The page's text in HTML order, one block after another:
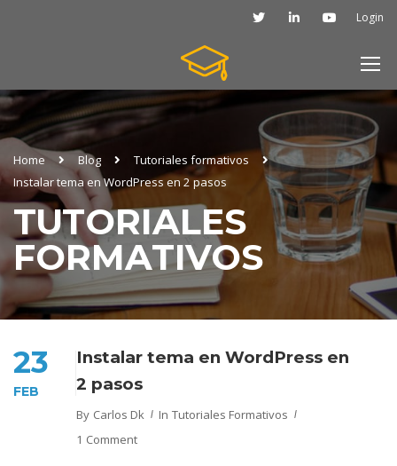
Login
Home Blog
Tutoriales formativos
Instalar tema en WordPress en 2 pasos
TUTORIALES
FORMATIVOS
23
FEB
Instalar tema en WordPress en
2 pasos
By Carlos Dk In Tutoriales Formativos
1 Comment